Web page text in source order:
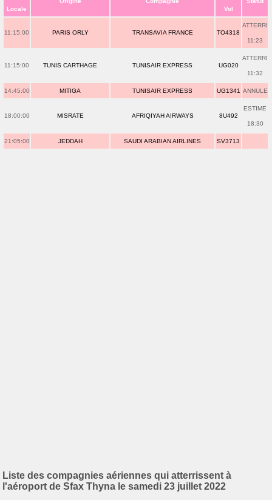
Locale Vol
11:15:00 PARIS ORLY TRANSAVIA FRANCE TO4318
ATTERRI
11:23
11:15:00 TUNIS CARTHAGE TUNISAIR EXPRESS UG020
ATTERRI
11:32
14:45:00 MITIGA TUNISAIR EXPRESS UG1341 ANNULE
18:00:00 MISRATE AFRIQIYAH AIRWAYS 8U492
ESTIME
18:30
21:05:00 JEDDAH SAUDI ARABIAN AIRLINES SV3713
Liste des compagnies aériennes qui atterrissent à
l'aéroport de Sfax Thyna le samedi 23 juillet 2022